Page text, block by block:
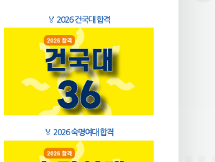
🏅 2026 건국대 합격
🏅 2026 숙명여대 합격